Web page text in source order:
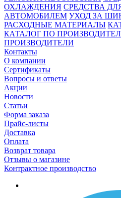
ОХЛАЖДЕНИЯ СРЕДСТВА
АВТОМОБИЛЕМ УХОД ЗА
РАСХОДНЫЕ МАТЕРИАЛЫ
КАТАЛОГ ПО
ПРОИЗВОДИТЕЛИ
Контакты
О компании
Сертификаты
Вопросы и ответы
Акции
Новости
Статьи
Форма заказа
Прайс-листы
Доставка
Оплата
Возврат товара
Отзывы о магазине
Контрактное производство